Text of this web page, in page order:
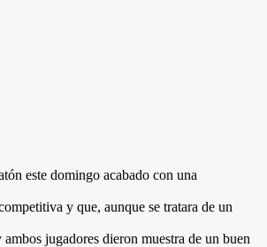
este domingo acabado con una
y que, aunque se tratara de un
jugadores dieron muestra de un buen